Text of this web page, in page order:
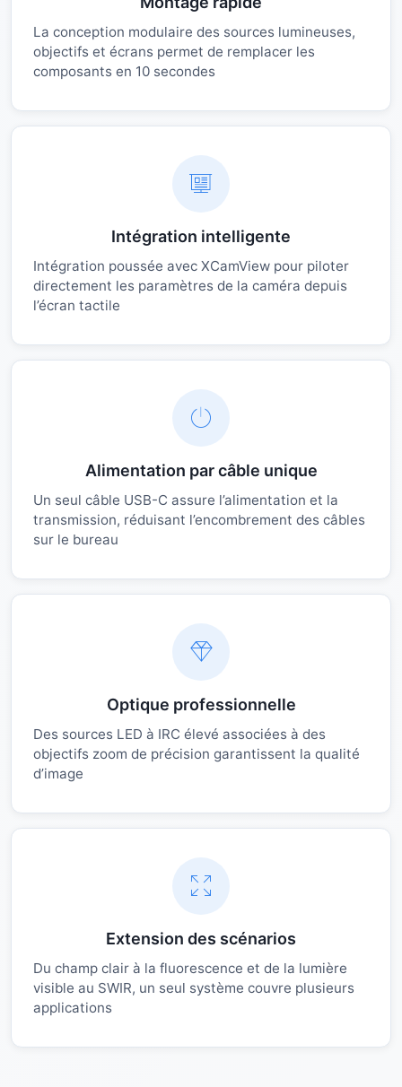
La conception modulaire des sources lumineuses,
objectifs et écrans permet de remplacer les
composants en 10 secondes
Intégration intelligente
Intégration poussée avec XCamView pour piloter
directement les paramètres de la caméra depuis
l’écran tactile
Alimentation par câble unique
Un seul câble USB-C assure l’alimentation et la
transmission, réduisant l’encombrement des câbles
sur le bureau
Optique professionnelle
Des sources LED à IRC élevé associées à des
objectifs zoom de précision garantissent la qualité
d’image
Extension des scénarios
Du champ clair à la fluorescence et de la lumière
visible au SWIR, un seul système couvre plusieurs
applications